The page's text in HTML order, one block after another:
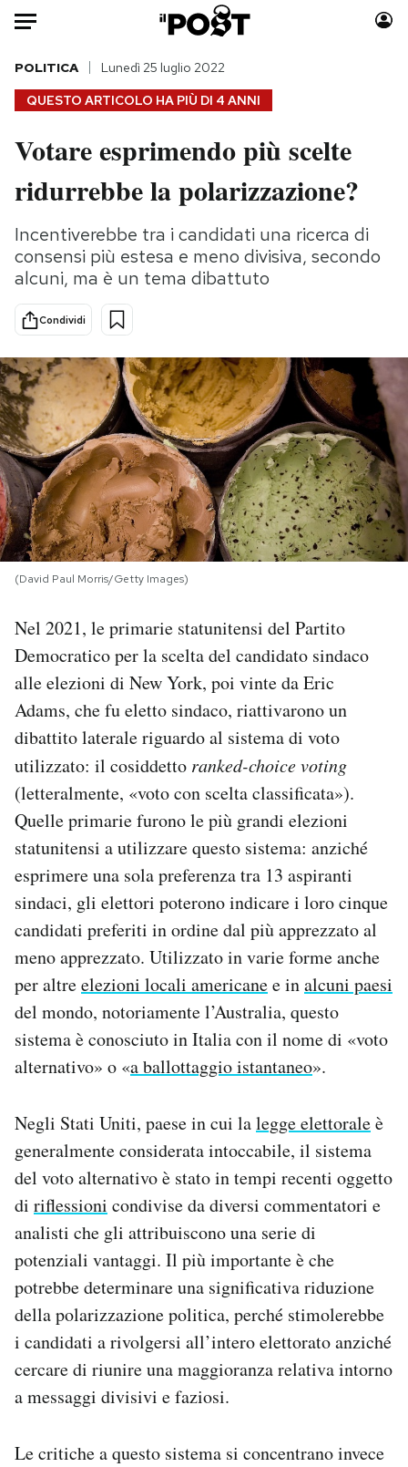
Auto
HOME
Italia
Politica
Tecnologia
Internet
Scienza
Cultura
Economia
Sport
Moda
Consumismi
Storie/Idee
Ok Boomer!
Media
Mondiali calcio 2026
PODCAST
NEWSLETTER
I MIEI PREFERITI
SHOP
CALENDARIO
AREA PERSONALE
Area Personale
Newsletter
Notifiche mobile
Regala il Post
Hai bisogno di aiuto?
Esci
QUESTO ARTICOLO HA PIÙ DI 4 ANNI
POLITICA Lunedì 25 luglio 2022
Votare esprimendo più scelte
ridurrebbe la polarizzazione?
Incentiverebbe tra i candidati una ricerca di
consensi più estesa e meno divisiva, secondo
alcuni, ma è un tema dibattuto
Condividi
(David Paul Morris/Getty Images)
Nel 2021, le primarie statunitensi del Partito
Democratico per la scelta del candidato sindaco
alle elezioni di New York, poi vinte da Eric
Adams, che fu eletto sindaco, riattivarono un
dibattito laterale riguardo al sistema di voto
utilizzato: il cosiddetto ranked-choice voting
(letteralmente, «voto con scelta classificata»).
Quelle primarie furono le più grandi elezioni
statunitensi a utilizzare questo sistema: anziché
esprimere una sola preferenza tra 13 aspiranti
sindaci, gli elettori poterono indicare i loro cinque
candidati preferiti in ordine dal più apprezzato al
meno apprezzato. Utilizzato in varie forme anche
per altreelezioni locali americanee inalcuni paesi
del mondo, notoriamente l’Australia, questo
sistema è conosciuto in Italia con il nome di «voto
alternativo» o «a ballottaggio istantaneo».
Negli Stati Uniti, paese in cui lalegge elettoraleè
generalmente considerata intoccabile, il sistema
del voto alternativo è stato in tempi recenti oggetto
di riflessioni condivise da diversi commentatori e
analisti che gli attribuiscono una serie di
potenziali vantaggi. Il più importante è che
potrebbe determinare una significativa riduzione
della polarizzazione politica, perché stimolerebbe
i candidati a rivolgersi all’intero elettorato anziché
cercare di riunire una maggioranza relativa intorno
a messaggi divisivi e faziosi.
Le critiche a questo sistema si concentrano invece